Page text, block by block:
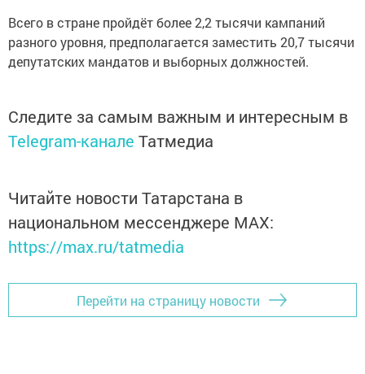
Всего в стране пройдёт более 2,2 тысячи кампаний
разного уровня, предполагается заместить 20,7 тысячи
депутатских мандатов и выборных должностей.
Следите за самым важным и интересным в
Telegram-канале Татмедиа
Читайте новости Татарстана в
национальном мессенджере MАХ:
https://max.ru/tatmedia
Перейти на страницу новости